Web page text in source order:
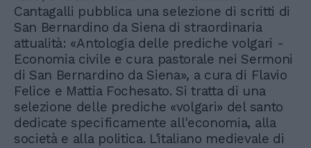
Cantagalli pubblica una selezione di scritti di
San Bernardino da Siena di straordinaria
attualità: «Antologia delle prediche volgari -
Economia civile e cura pastorale nei Sermoni
di San Bernardino da Siena», a cura di Flavio
Felice e Mattia Fochesato. Si tratta di una
selezione delle prediche «volgari» del santo
dedicate specificamente all'economia, alla
società e alla politica. L'italiano medievale di